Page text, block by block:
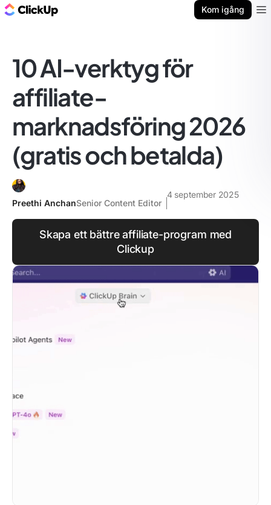
Kom igång
10 AI-verktyg för
affiliate-
marknadsföring 2026
(gratis och betalda)
Preethi AnchanSenior Content Editor
4 september 2025
Skapa ett bättre affiliate-program med
Clickup